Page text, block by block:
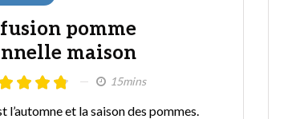
pomme
maison
15mins
l’automne et la saison des pommes.